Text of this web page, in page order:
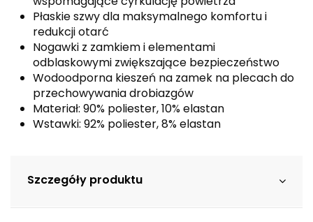
Płaskie szwy dla maksymalnego komfortu i
redukcji otarć
Nogawki z zamkiem i elementami
odblaskowymi zwiększające bezpieczeństwo
Wodoodporna kieszeń na zamek na plecach do
przechowywania drobiazgów
Materiał: 90% poliester, 10% elastan
Wstawki: 92% poliester, 8% elastan
Szczegóły produktu